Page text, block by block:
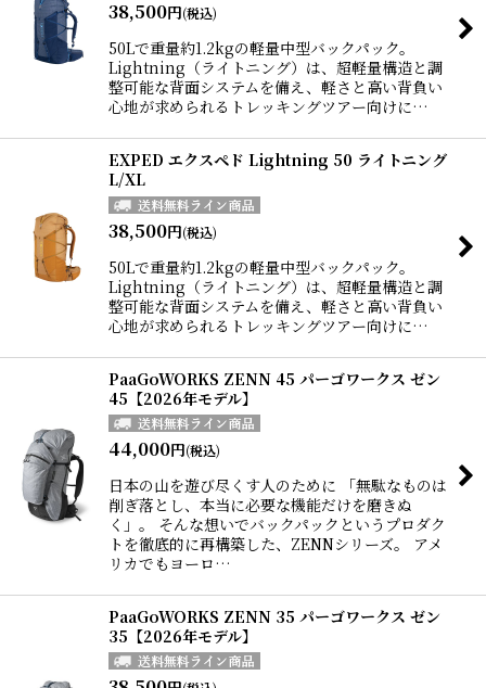
38,500円(税込)
50Lで重量約1.2kgの軽量中型バックパック。
Lightning（ライトニング）は、超軽量構造と調
整可能な背面システムを備え、軽さと高い背負い
心地が求められるトレッキングツアー向けに…
EXPED エクスペド Lightning 50 ライトニング
L/XL
38,500円(税込)
50Lで重量約1.2kgの軽量中型バックパック。
Lightning（ライトニング）は、超軽量構造と調
整可能な背面システムを備え、軽さと高い背負い
心地が求められるトレッキングツアー向けに…
PaaGoWORKS ZENN 45 パーゴワークス ゼン
45【2026年モデル】
44,000円(税込)
日本の山を遊び尽くす人のために 「無駄なものは
削ぎ落とし、本当に必要な機能だけを磨きぬ
く」。 そんな想いでバックパックというプロダク
トを徹底的に再構築した、ZENNシリーズ。 アメ
リカでもヨーロ…
PaaGoWORKS ZENN 35 パーゴワークス ゼン
35【2026年モデル】